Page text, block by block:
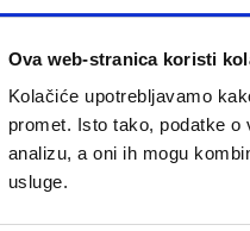
Ova web-stranica koristi
Kolačiće upotrebljavamo
promet. Isto tako, podatke
analizu, a oni ih mogu
usluge.